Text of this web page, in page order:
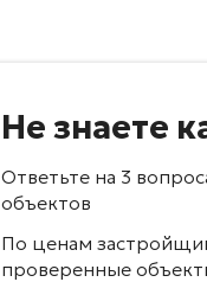
Не знаете
Ответьте на 3
объектов
По ценам
проверенные